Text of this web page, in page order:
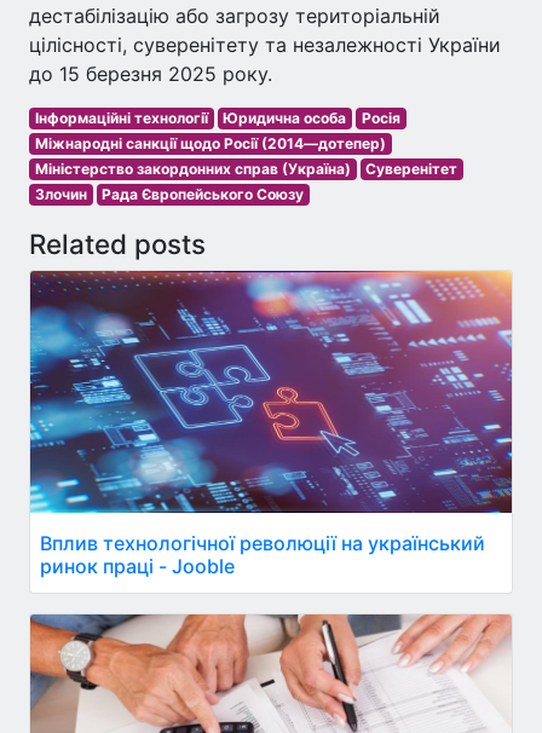
дестабілізацію або загрозу територіальній
цілісності, суверенітету та незалежності України
до 15 березня 2025 року.
Інформаційні технології Юридична особа
Росія
Міжнародні санкції щодо Росії (2014—дотепер)
Міністерство закордонних справ (Україна)
Суверенітет
Злочин
Рада Європейського Союзу
Related posts
Вплив технологічної революції на український
ринок праці - Jooble